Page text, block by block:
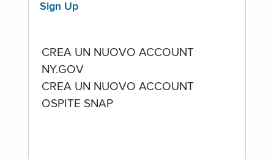
Sign Up
CREA UN NUOVO ACCOUNT
NY.GOV
CREA UN NUOVO ACCOUNT
OSPITE SNAP